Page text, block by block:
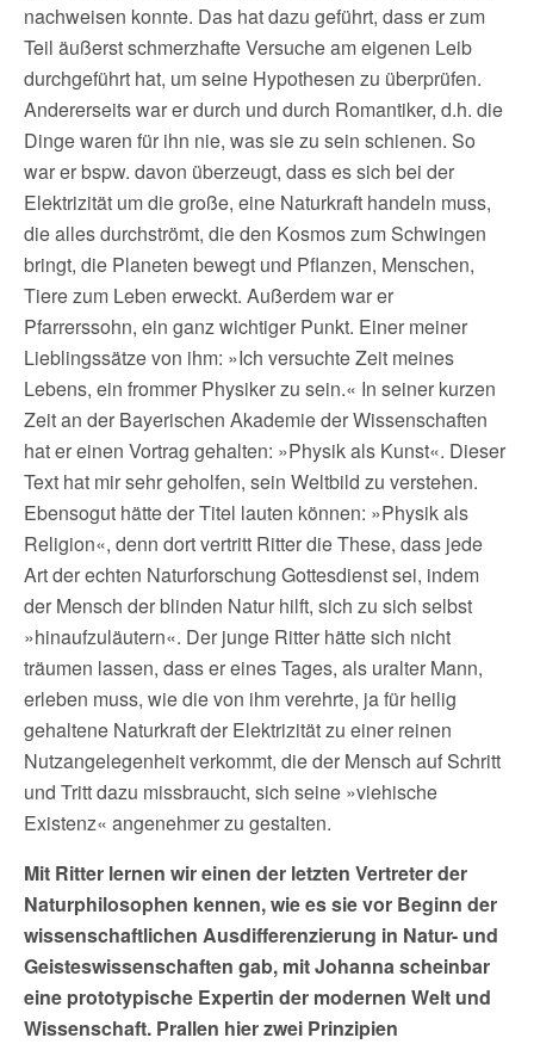
nachweisen konnte. Das hat dazu geführt, dass er zum
Teil äußerst schmerzhafte Versuche am eigenen Leib
durchgeführt hat, um seine Hypothesen zu überprüfen.
Andererseits war er durch und durch Romantiker, d.h. die
Dinge waren für ihn nie, was sie zu sein schienen. So
war er bspw. davon überzeugt, dass es sich bei der
Elektrizität um die große, eine Naturkraft handeln muss,
die alles durchströmt, die den Kosmos zum Schwingen
bringt, die Planeten bewegt und Pflanzen, Menschen,
Tiere zum Leben erweckt. Außerdem war er
Pfarrerssohn, ein ganz wichtiger Punkt. Einer meiner
Lieblingssätze von ihm: »Ich versuchte Zeit meines
Lebens, ein frommer Physiker zu sein.« In seiner kurzen
Zeit an der Bayerischen Akademie der Wissenschaften
hat er einen Vortrag gehalten: »Physik als Kunst«. Dieser
Text hat mir sehr geholfen, sein Weltbild zu verstehen.
Ebensogut hätte der Titel lauten können: »Physik als
Religion«, denn dort vertritt Ritter die These, dass jede
Art der echten Naturforschung Gottesdienst sei, indem
der Mensch der blinden Natur hilft, sich zu sich selbst
»hinaufzuläutern«. Der junge Ritter hätte sich nicht
träumen lassen, dass er eines Tages, als uralter Mann,
erleben muss, wie die von ihm verehrte, ja für heilig
gehaltene Naturkraft der Elektrizität zu einer reinen
Nutzangelegenheit verkommt, die der Mensch auf Schritt
und Tritt dazu missbraucht, sich seine »viehische
Existenz« angenehmer zu gestalten.
Mit Ritter lernen wir einen der letzten Vertreter der
Naturphilosophen kennen, wie es sie vor Beginn der
wissenschaftlichen Ausdifferenzierung in Natur- und
Geisteswissenschaften gab, mit Johanna scheinbar
eine prototypische Expertin der modernen Welt und
Wissenschaft. Prallen hier zwei Prinzipien